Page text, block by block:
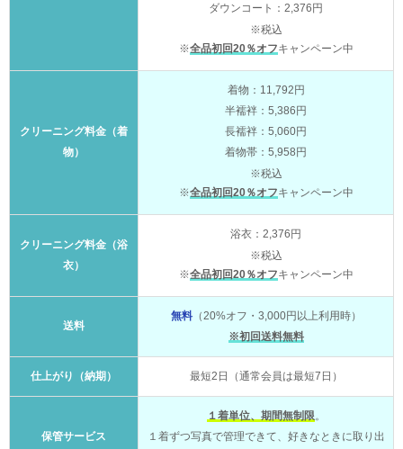
ダウンコート：2,376円
※税込
※全品初回20％オフキャンペーン中
クリーニング料金（着
物）
着物：11,792円
半襦袢：5,386円
長襦袢：5,060円
着物帯：5,958円
※税込
※全品初回20％オフキャンペーン中
クリーニング料金（浴
衣）
浴衣：2,376円
※税込
※全品初回20％オフキャンペーン中
送料
無料（20%オフ・3,000円以上利用時）
※初回送料無料
仕上がり（納期） 最短2日（通常会員は最短7日）
保管サービス
１着単位、期間無制限。
１着ずつ写真で管理できて、好きなときに取り出